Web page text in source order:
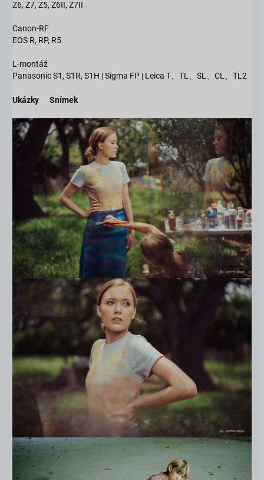
Z6, Z7, Z5, Z6II, Z7II
Canon-RF
EOS R, RP, R5
L-montáž
Panasonic S1, S1R, S1H |Sigma FP | Leica T、TL、SL、CL、TL2
Ukázky Snímek